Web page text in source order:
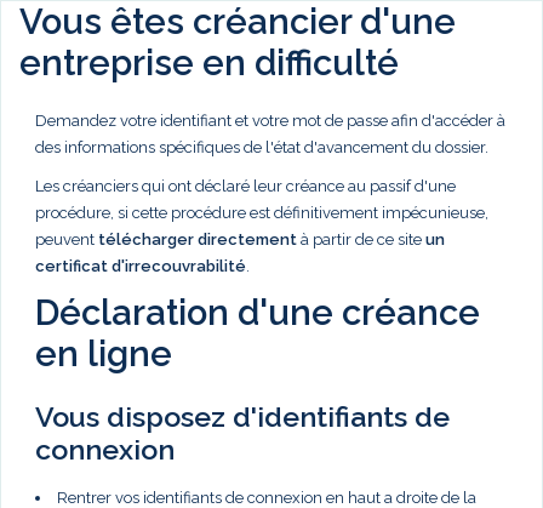
Vous êtes créancier d'une
entreprise en difficulté
Demandez votre identifiant et votre mot de passe afin d'accéder à
des informations spécifiques de l'état d'avancement du dossier.
Les créanciers qui ont déclaré leur créance au passif d'une
procédure, si cette procédure est définitivement impécunieuse,
peuvent télécharger directement à partir de ce site un
certificat d'irrecouvrabilité.
Déclaration d'une créance
en ligne
Vous disposez d'identifiants de
connexion
Rentrer vos identifiants de connexion en haut a droite de la